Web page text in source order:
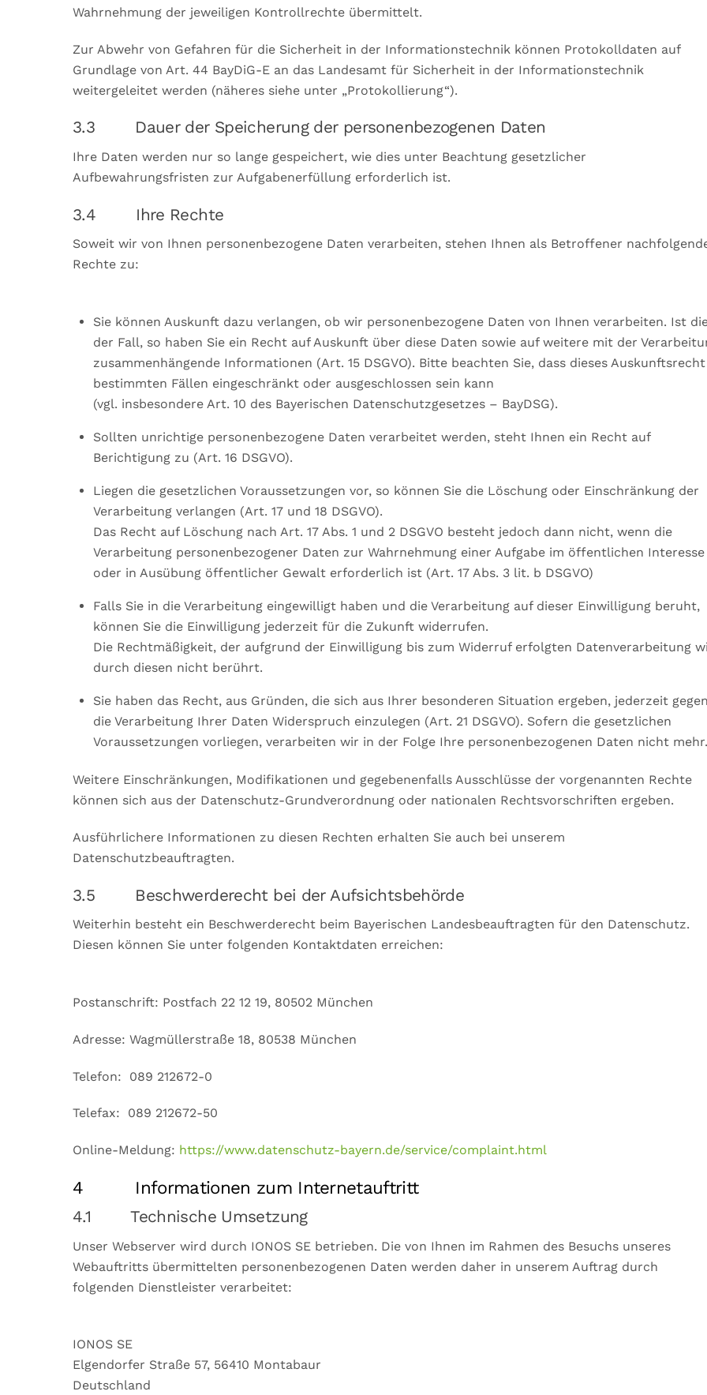
Wahrnehmung der jeweiligen Kontrollrechte übermittelt.
Zur Abwehr von Gefahren für die Sicherheit in der Informationstechnik können Protokolldaten auf
Grundlage von Art. 44 BayDiG-E an das Landesamt für Sicherheit in der Informationstechnik
weitergeleitet werden (näheres siehe unter „Protokollierung“).
3.3 Dauer der Speicherung der personenbezogenen Daten
Ihre Daten werden nur so lange gespeichert, wie dies unter Beachtung gesetzlicher
Aufbewahrungsfristen zur Aufgabenerfüllung erforderlich ist.
3.4 Ihre Rechte
Soweit wir von Ihnen personenbezogene Daten verarbeiten, stehen Ihnen als Betroffener
Rechte zu:
Sie können Auskunft dazu verlangen, ob wir personenbezogene Daten von Ihnen verarbeiten. Ist
der Fall, so haben Sie ein Recht auf Auskunft über diese Daten sowie auf weitere mit der
zusammenhängende Informationen (Art. 15 DSGVO). Bitte beachten Sie, dass dieses
bestimmten Fällen eingeschränkt oder ausgeschlossen sein kann
(vgl. insbesondere Art. 10 des Bayerischen Datenschutzgesetzes – BayDSG).
Sollten unrichtige personenbezogene Daten verarbeitet werden, steht Ihnen ein Recht auf
Berichtigung zu (Art. 16 DSGVO).
Liegen die gesetzlichen Voraussetzungen vor, so können Sie die Löschung oder Einschränkung der
Verarbeitung verlangen (Art. 17 und 18 DSGVO).
Das Recht auf Löschung nach Art. 17 Abs. 1 und 2 DSGVO besteht jedoch dann nicht, wenn die
Verarbeitung personenbezogener Daten zur Wahrnehmung einer Aufgabe im öffentlichen Interesse
oder in Ausübung öffentlicher Gewalt erforderlich ist (Art. 17 Abs. 3 lit. b DSGVO)
Falls Sie in die Verarbeitung eingewilligt haben und die Verarbeitung auf dieser Einwilligung beruht,
können Sie die Einwilligung jederzeit für die Zukunft widerrufen.
Die Rechtmäßigkeit, der aufgrund der Einwilligung bis zum Widerruf erfolgten Datenverarbeitung
durch diesen nicht berührt.
Sie haben das Recht, aus Gründen, die sich aus Ihrer besonderen Situation ergeben, jederzeit gegen
die Verarbeitung Ihrer Daten Widerspruch einzulegen (Art. 21 DSGVO). Sofern die gesetzlichen
Voraussetzungen vorliegen, verarbeiten wir in der Folge Ihre personenbezogenen Daten nicht mehr.
Weitere Einschränkungen, Modifikationen und gegebenenfalls Ausschlüsse der vorgenannten Rechte
können sich aus der Datenschutz-Grundverordnung oder nationalen Rechtsvorschriften ergeben.
Ausführlichere Informationen zu diesen Rechten erhalten Sie auch bei unserem
Datenschutzbeauftragten.
3.5 Beschwerderecht bei der Aufsichtsbehörde
Weiterhin besteht ein Beschwerderecht beim Bayerischen Landesbeauftragten für den Datenschutz.
Diesen können Sie unter folgenden Kontaktdaten erreichen:
Postanschrift: Postfach 22 12 19, 80502 München
Adresse: Wagmüllerstraße 18, 80538 München
Telefon: 089 212672-0
Telefax: 089 212672-50
Online-Meldung: https://www.datenschutz-bayern.de/service/complaint.html
4 Informationen zum Internetauftritt
4.1 Technische Umsetzung
Unser Webserver wird durch IONOS SE betrieben. Die von Ihnen im Rahmen des Besuchs unseres
Webauftritts übermittelten personenbezogenen Daten werden daher in unserem Auftrag durch
folgenden Dienstleister verarbeitet:
IONOS SE
Elgendorfer Straße 57, 56410 Montabaur
Deutschland